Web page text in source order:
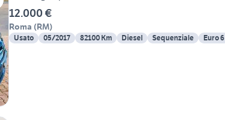
12.000 €
Roma (RM)
Usato 05/2017 82100 Km Diesel Sequenziale Euro 6